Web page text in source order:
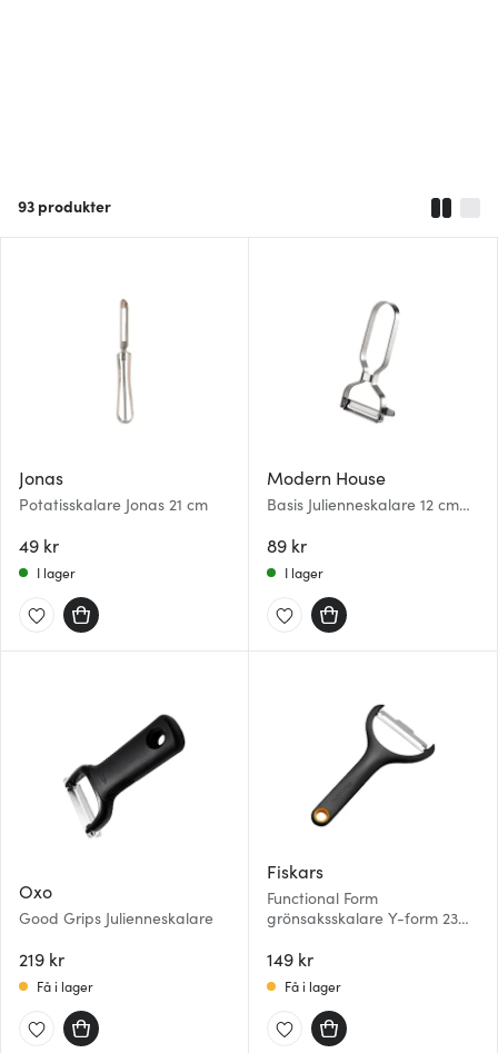
93 produkter
Jonas
Potatisskalare Jonas 21 cm
49 kr
I lager
Modern House
Basis Julienneskalare 12 cm
89 kr
I lager
Oxo
Good Grips Julienneskalare
219 kr
Få i lager
Fiskars
Functional Form
grönsaksskalare Y-form 23
149 kr
Få i lager